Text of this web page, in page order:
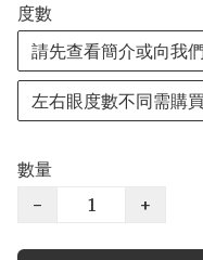
度數
請先查看簡介或向我
左右眼度數不同需購
數量
−
+